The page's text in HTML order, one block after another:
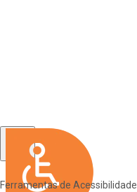
Ferramentas de Acessibilidade